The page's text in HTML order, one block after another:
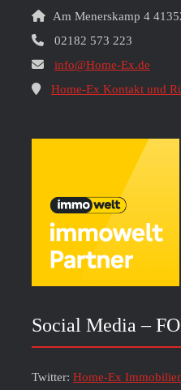
Am Menerskamp 4
02182 573 223
info@Home-Ex.de
Home-Ex Kontakt und
Social Media –
Twitter: Home-Ex